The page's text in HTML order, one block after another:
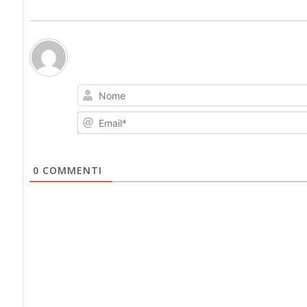
0 COMMENTI